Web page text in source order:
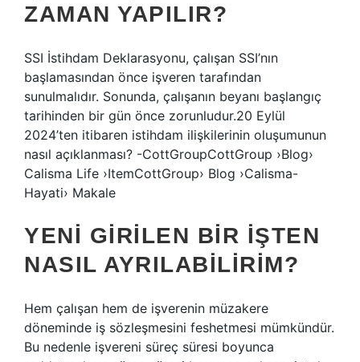
ZAMAN YAPILIR?
SSI İstihdam Deklarasyonu, çalışan SSI’nın
başlamasından önce işveren tarafından
sunulmalıdır. Sonunda, çalışanın beyanı başlangıç ​​
tarihinden bir gün önce zorunludur.20 Eylül
2024’ten itibaren istihdam ilişkilerinin oluşumunun
nasıl açıklanması? -CottGroupCottGroup ›Blog›
Calisma Life ›ItemCottGroup› Blog ›Calisma-
Hayati› Makale
YENI GIRILEN BIR IŞTEN
NASIL AYRILABILIRIM?
Hem çalışan hem de işverenin müzakere
döneminde iş sözleşmesini feshetmesi mümkündür.
Bu nedenle işvereni süreç süresi boyunca